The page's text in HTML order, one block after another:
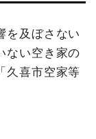
を及ぼさない
ない空き家の
久喜市空家等